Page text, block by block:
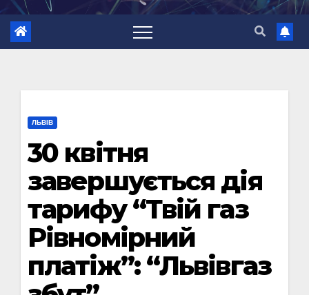
ЛЬВІВ
30 квітня
завершується дія
тарифу “Твій газ
Рівномірний
платіж”: “Львівгаз